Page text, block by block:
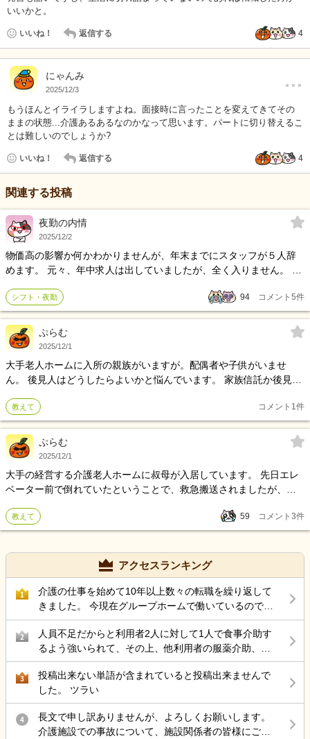
いいかと。
いいね！ 返信する 4
にゃんみ
2025/12/3 …
もうほんとイライラしますよね。面接時に言ったことを変えてきてその
ままの状態...介護あるあるなのかなって思います。パートに切り替えるこ
とは難しいのでしょうか?
いいね！ 返信する 4
関連する投稿
夜勤の内情
2025/12/2
物価高の影響か何かわかりませんが、年末までにスタッフが５人辞
めます。 元々、年中求人は出していましたが、全く入りません。 人
構なお金がかかります。そのお金を、スタッフの給料に乗せれば、
求人は来そうですが、、、そういうのはやらないんですよね。 人手
不足過ぎて、 日勤→日勤→夜勤（１６時間勤務、休憩無し）→明け
→日勤→夜勤→明け→このあとは、休めるか不明 こんな勤務になっ
ねえ。。。 常勤なのに。。。勤続年数も、２０年超えてるの
に。。。 これじゃ、身内とか紹介したくないよね。 安すぎる。物価
高考えろよと言いたい。 あー、介護なんて仕事しなきゃよかったと
思う今日この頃。。。 ほんと、若い人には こんな仕事してほしく
ない。
シフト・夜勤 94 コメント 5件
ぷらむ
2025/12/1
大手老人ホームに入所の親族がいますが。配偶者や子供がいませ
ん。 後見人はどうしたらよいかと悩んでいます。 家族信託か後見人
教えて コメント 1件
ぷらむ
2025/12/1
大手の経営する介護老人ホームに叔母が入居しています。 先日エレ
ベーター前で倒れていたということで、救急搬送されましたが、運
た。 施設にきいたところ、毎朝のバイタルチェックはなにもやって
おらず、最近の検温は一週間前に保険相談があったときに行ったと
いたのでびっくりしましたが、施設長も毎日やっていないですとお
っしゃっていましたので、これがここでは普通みたいですが、そん
なものなのでしょうか？ 毎朝のバイタルチェックをしないで、どう
やって日々の健康管理を行えるのか不思議ですし、うまく話せなく
なった高齢者の何を見て健康の変化に気付けるのでしょうか。 バイ
タルチェックが月一回というのは、普通ですか？ 教えていただきた
く、宜しくお願いいたします。
教えて 59 コメント 3件
アクセスランキング
1
介護の仕事を始めて10年以上数々の転職を繰り返して
きました。 今現在グループホームで働いているのです
が 50代後半にもなりストレス性胃炎にもなったのでこ
こらで 介護の仕事から違う仕事を考えているのですが
結局転職サイトをみるのが介護の仕事ばかりで どうし
たら良いと思いますか？
2
人員不足だからと利用者2人に対して1人で食事介助す
るよう強いられて、その上、他利用者の服薬介助、動
き回る認知症利用者の見守り、声掛けまでやらされ、
最近自分の気持ちに余裕が持てない。
3
投稿出来ない単語が含まれていると投稿出来ませんで
した。 ツラい
4
長文で申し訳ありませんが、よろしくお願いします。
介護施設での事故について、施設関係者の皆様にご意